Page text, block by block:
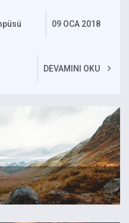
09 OCA 2018
DEVAMINI OKU